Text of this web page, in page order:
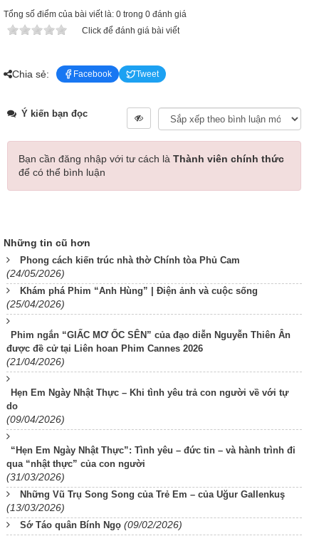
Tổng số điểm của bài viết là: 0 trong 0 đánh giá
Click để đánh giá bài viết
Chia sẻ: Facebook Tweet
Ý kiến bạn đọc
Bạn cần đăng nhập với tư cách là Thành viên chính thức
để có thể bình luận
Những tin cũ hơn
Phong cách kiến trúc nhà thờ Chính tòa Phủ Cam
(24/05/2026)
Khám phá Phim “Anh Hùng” | Điện ảnh và cuộc sống
(25/04/2026)
Phim ngắn “GIẤC MƠ ỐC SÊN” của đạo diễn Nguyễn Thiên Ân
được đề cử tại Liên hoan Phim Cannes 2026
(21/04/2026)
Hẹn Em Ngày Nhật Thực – Khi tình yêu trả con người về với tự
do
(09/04/2026)
“Hẹn Em Ngày Nhật Thực”: Tình yêu – đức tin – và hành trình đi
qua “nhật thực” của con người
(31/03/2026)
Những Vũ Trụ Song Song của Trẻ Em – của Uğur Gallenkuş
(13/03/2026)
Sớ Táo quân Bính Ngọ (09/02/2026)